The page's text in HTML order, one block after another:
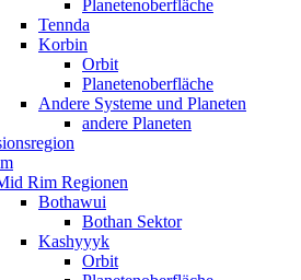
Planetenoberfläche
Tennda
Korbin
Orbit
Planetenoberfläche
Andere Systeme und Planeten
andere Planeten
Rim Regionen
Bothawui
Bothan Sektor
Kashyyyk
Orbit